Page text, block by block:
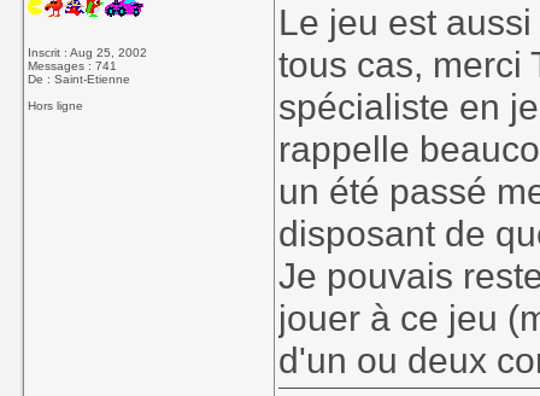
Inscrit : Aug 25, 2002
Messages : 741
De : Saint-Etienne
Hors ligne
Le jeu est
tous cas, merci
spécialiste en
rappelle
un été passé
disposant de
Je pouvais
jouer à ce jeu
d'un ou deux